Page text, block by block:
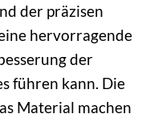
der präzisen
hervorragende
der
führen kann. Die
Material machen